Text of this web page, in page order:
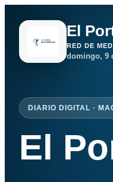
El
RED DE
domingo, 9
DIARIO DIGITAL ·
El